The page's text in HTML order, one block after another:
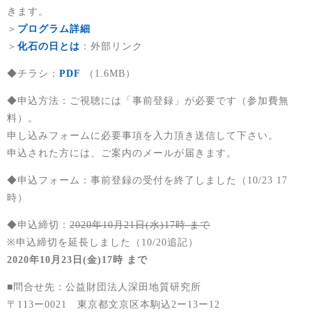
きます。
＞ プログラム詳細
＞ 化石の日とは ：外部リンク
◆チラシ： PDF （1.6MB）
◆申込方法：ご視聴には「事前登録」が必要です（参加費無
料）。
申し込みフォームに必要事項を入力頂き送信して下さい。
申込された方には、ご案内のメールが届きます。
◆申込フォーム：事前登録の受付を終了しました（10/23 17
時）
◆申込締切： 2020年10月21日(水)17時 まで
※申込締切を延長しました（10/20追記）
2020年10月23日(金)17時 まで
■問合せ先：公益財団法人深田地質研究所
〒113ー0021 東京都文京区本駒込2ー13ー12